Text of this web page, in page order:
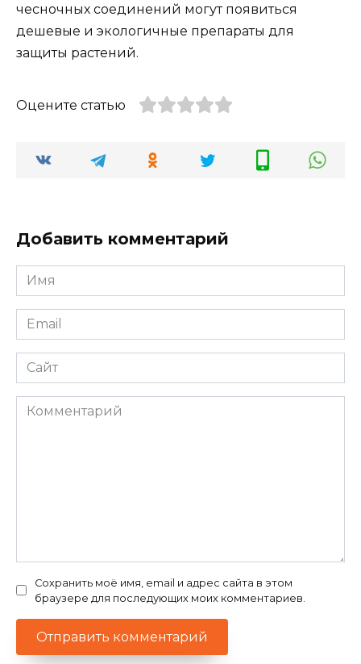
чесночных соединений могут появиться
дешевые и экологичные препараты для
защиты растений.
Оцените статью
Добавить комментарий
Имя
*
Email
*
Сайт
Комментарий
Сохранить моё имя, email и адрес сайта в этом
браузере для последующих моих комментариев.